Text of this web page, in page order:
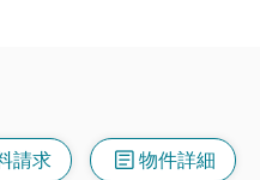
請求 article物件詳細